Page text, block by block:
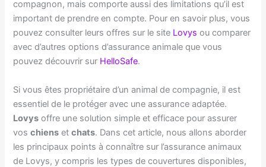
compagnon, mais comporte aussi des limitations qu’il est
important de prendre en compte. Pour en savoir plus, vous
pouvez consulter leurs offres sur le site Lovys ou comparer
avec d’autres options d’assurance animale que vous
pouvez découvrir sur HelloSafe.
Si vous êtes propriétaire d’un animal de compagnie, il est
essentiel de le protéger avec une assurance adaptée.
Lovys offre une solution simple et efficace pour assurer
voschiens etchats. Dans cet article, nous allons aborder
les principaux points à connaître sur l’assurance animaux
de Lovys, y compris les types de couvertures disponibles,